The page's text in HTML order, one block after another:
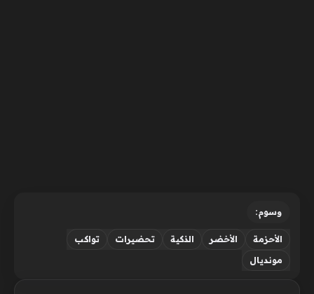
وسوم:
الأحزمة الأخضر الذكية تحضيرات
تواكب
مونديال